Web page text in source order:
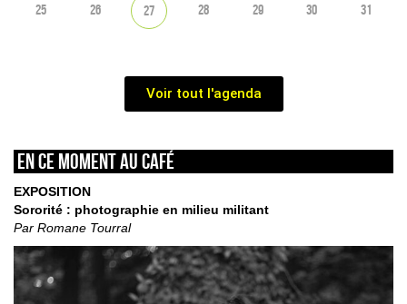
25 26 27 28 29 30 31
Voir tout l'agenda
En ce moment au café
EXPOSITION
Sororité : photographie en milieu militant
Par Romane Tourral